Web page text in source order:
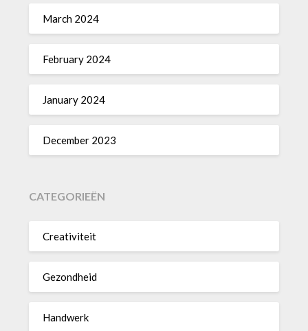
March 2024
February 2024
January 2024
December 2023
CATEGORIEËN
Creativiteit
Gezondheid
Handwerk